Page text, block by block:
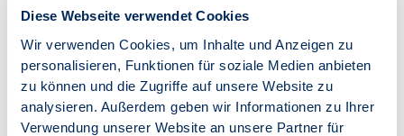
Diese Webseite verwendet Cookies
Wir verwenden Cookies, um Inhalte und Anzeigen zu
personalisieren, Funktionen für soziale Medien anbieten
zu können und die Zugriffe auf unsere Website zu
analysieren. Außerdem geben wir Informationen zu Ihrer
Verwendung unserer Website an unsere Partner für
Teilnahmegebühr Nicht-
Mitglied:
136,85 € (115,00 € zzgl.
19,00 % USt.)
ZUR VERANSTALTUNG
IN DEN WARENKORB